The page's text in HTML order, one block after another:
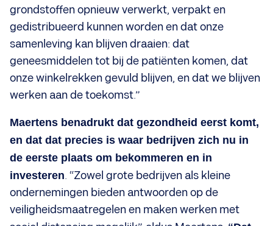
grondstoffen opnieuw verwerkt, verpakt en
gedistribueerd kunnen worden en dat onze
samenleving kan blijven draaien: dat
geneesmiddelen tot bij de patiënten komen, dat
onze winkelrekken gevuld blijven, en dat we blijven
werken aan de toekomst.”
Maertens benadrukt dat gezondheid eerst komt,
en dat dat precies is waar bedrijven zich nu in
de eerste plaats om bekommeren en in
investeren. “Zowel grote bedrijven als kleine
ondernemingen bieden antwoorden op de
veiligheidsmaatregelen en maken werken met